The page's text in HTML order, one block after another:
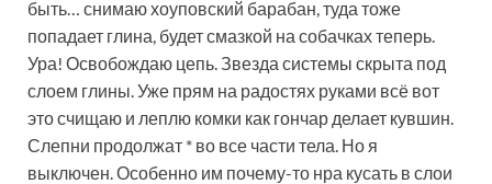
быть… снимаю хоуповский барабан, туда тоже
попадает глина, будет смазкой на собачках теперь.
Ура! Освобождаю цепь. Звезда системы скрыта под
слоем глины. Уже прям на радостях руками всё вот
это счищаю и леплю комки как гончар делает кувшин.
Слепни продолжат * во все части тела. Но я
выключен. Особенно им почему-то нра кусать в слои